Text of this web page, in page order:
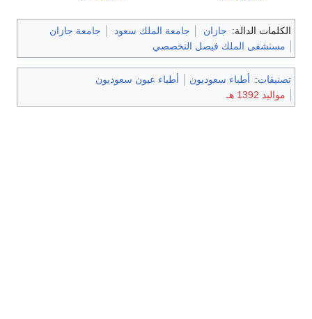
الكلمات الدالة: جازان جامعة الملك سعود
جامعة جازان
مستشفى الملك فيصل التخصصي
تصنيفات: أطباء سعوديون
أطباء عيون سعوديون
مواليد 1392 هـ